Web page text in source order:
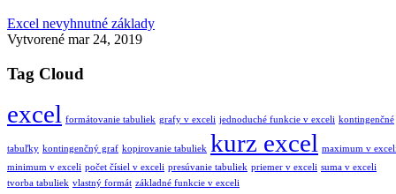
Excel nevyhnutné základy
Vytvorené mar 24, 2019
Tag Cloud
excel formátovanie tabuliek grafy v exceli jednoduché funkcie v exceli kontingenčné
tabuľky kontingenčný graf kopirovanie tabuliek kurz excel maximum v
minimum v exceli počet čísiel v exceli presúvanie tabuliek priemer v exceli suma v exceli
tvorba tabuliek vlastný formát základné funkcie v exceli